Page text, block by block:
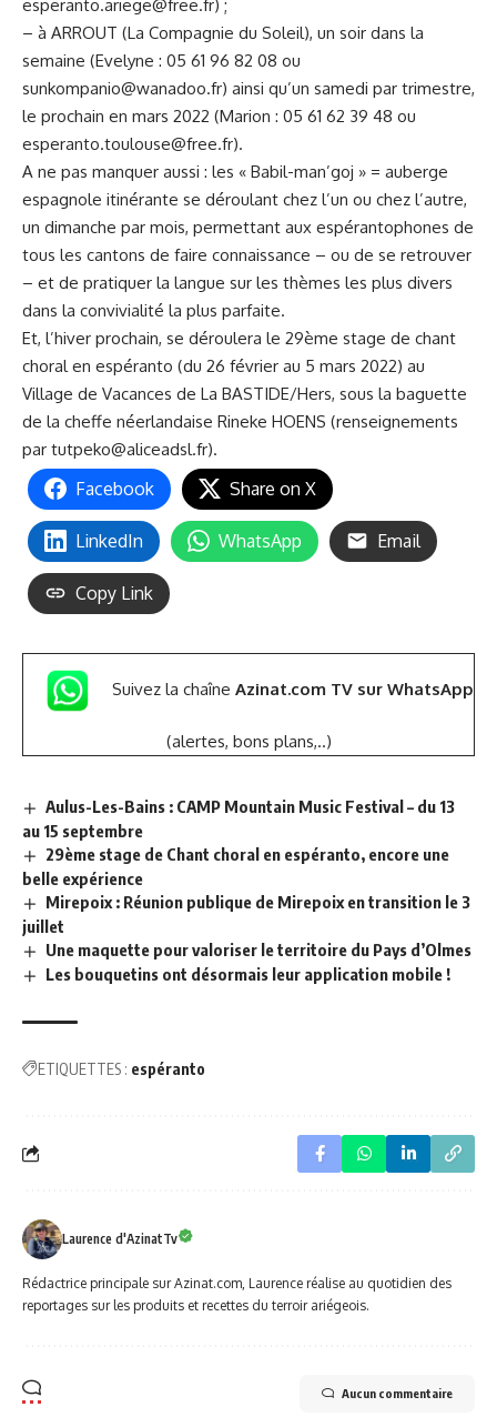
esperanto.ariege@free.fr) ;
– à ARROUT (La Compagnie du Soleil), un soir dans la
semaine (Evelyne : 05 61 96 82 08 ou
sunkompanio@wanadoo.fr) ainsi qu’un samedi par trimestre,
le prochain en mars 2022 (Marion : 05 61 62 39 48 ou
esperanto.toulouse@free.fr).
A ne pas manquer aussi : les « Babil-man’goj » = auberge
espagnole itinérante se déroulant chez l’un ou chez l’autre,
un dimanche par mois, permettant aux espérantophones de
tous les cantons de faire connaissance – ou de se retrouver
– et de pratiquer la langue sur les thèmes les plus divers
dans la convivialité la plus parfaite.
Et, l’hiver prochain, se déroulera le 29ème stage de chant
choral en espéranto (du 26 février au 5 mars 2022) au
Village de Vacances de La BASTIDE/Hers, sous la baguette
de la cheffe néerlandaise Rineke HOENS (renseignements
par tutpeko@aliceadsl.fr).
Facebook Share on X
LinkedIn WhatsApp Email
Copy Link
Suivez la chaîne Azinat.com TV sur WhatsApp
(alertes, bons plans,..)
Aulus-Les-Bains : CAMP Mountain Music Festival – du 13
au 15 septembre
29ème stage de Chant choral en espéranto, encore une
belle expérience
Mirepoix : Réunion publique de Mirepoix en transition le 3
juillet
Une maquette pour valoriser le territoire du Pays d’Olmes
Les bouquetins ont désormais leur application mobile !
ETIQUETTES : espéranto
Laurence d'AzinatTv
Rédactrice principale sur Azinat.com, Laurence réalise au quotidien des
reportages sur les produits et recettes du terroir ariégeois.
Aucun commentaire